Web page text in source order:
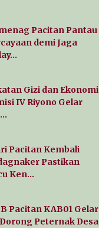
Pacitan Pantau
demi Jaga
Gizi dan Ekonomi
IV Riyono Gelar
Pacitan Kembali
Pastikan
Ken…
Pacitan KAB01 Gelar
Dorong Peternak Desa